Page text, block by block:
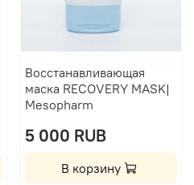
Восстанавливающая
маска RECOVERY MASK|
Mesopharm
5 000 RUB
В корзину